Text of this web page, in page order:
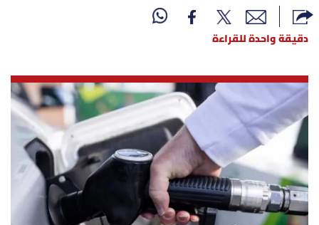
لبنان
نداء اليوم
محليات
أسرار
متفرقات
دقيقة واحدة للقراءة